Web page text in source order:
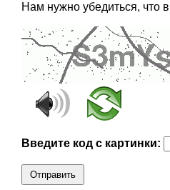
Нам нужно убедиться, что
Введите код с картинки:
Отправить